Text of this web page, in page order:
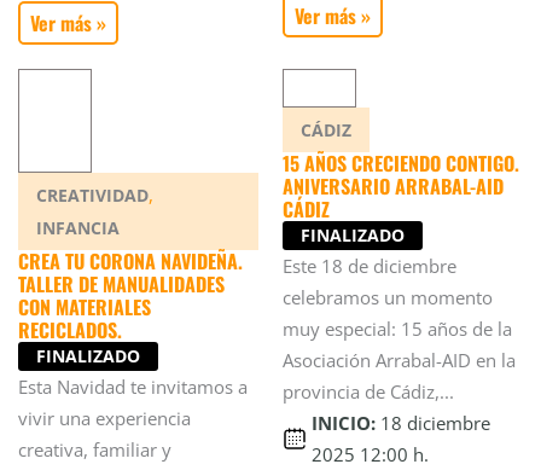
Ver más » Ver más »
CREATIVIDAD,
INFANCIA
CREA TU CORONA NAVIDEÑA.
TALLER DE MANUALIDADES
CON MATERIALES
RECICLADOS.
FINALIZADO
Esta Navidad te invitamos a
vivir una experiencia
creativa, familiar y
CÁDIZ
15 AÑOS CRECIENDO CONTIGO.
ANIVERSARIO ARRABAL-AID
CÁDIZ
FINALIZADO
Este 18 de diciembre
celebramos un momento
muy especial: 15 años de la
Asociación Arrabal-AID en la
provincia de Cádiz,...
INICIO: 18 diciembre
2025 12:00 h.